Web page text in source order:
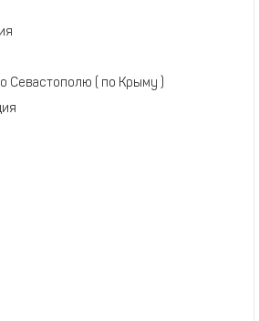
Севастополю ( по Крыму )